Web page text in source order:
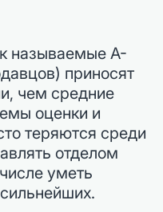
называемые A-
приносят
чем средние
оценки и
теряются среди
отделом
уметь